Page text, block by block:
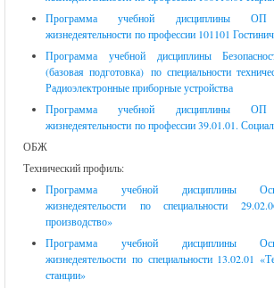
Программа учебной дисциплины ОП
жизнедеятельности по профессии 101101
Программа учебной дисциплины
(базовая подготовка) по специальности
Радиоэлектронные приборные устройства
Программа учебной дисциплины ОП
жизнедеятельности по профессии 39.01.01.
ОБЖ
Технический профиль:
Программа учебной дисциплины
жизнедеятельости по специальности
производство»
Программа учебной дисциплины
жизнедеятельости по специальности 13.02.01
станции»